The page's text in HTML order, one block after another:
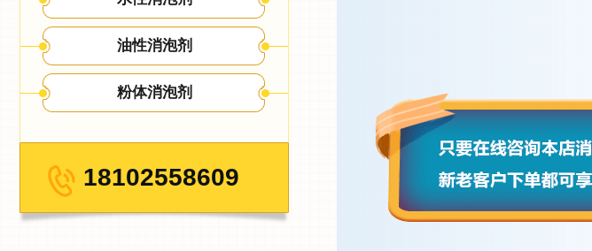
油性消泡剂
粉体消泡剂
18102558609